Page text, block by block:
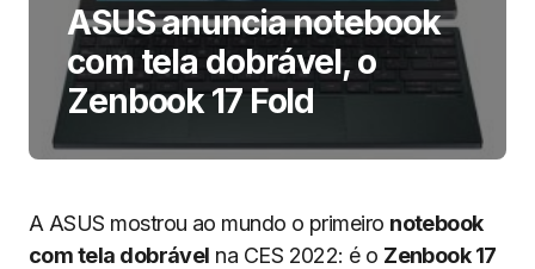
ASUS anuncia notebook
com tela dobrável, o
Zenbook 17 Fold
A ASUS mostrou ao mundo o primeiro notebook
com tela dobrável na CES 2022: é o Zenbook 17